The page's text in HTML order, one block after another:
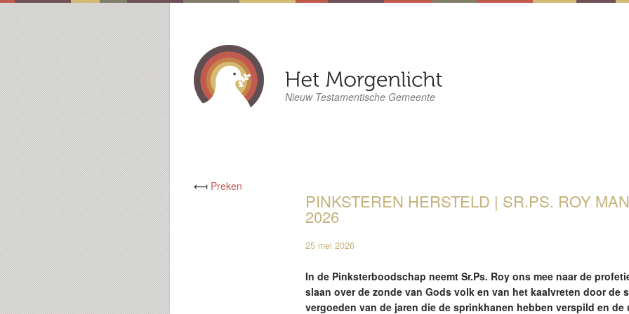
Nieuw Testamentische Gemeente
⟻ Preken
PINKSTEREN HERSTELD | SR.PS. ROY
2026
25 mei 2026
In de Pinksterboodschap neemt Sr.Ps. Roy ons mee naar de
slaan over de zonde van Gods volk en van het kaalvreten door de
vergoeden van de jaren die de sprinkhanen hebben verspild en